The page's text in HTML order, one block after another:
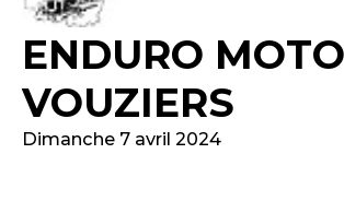
ENDURO MOTO
VOUZIERS
Dimanche 7 avril 2024